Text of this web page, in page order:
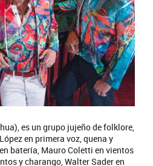
es un grupo jujeño de folklore,
en primera voz, quena y
batería, Mauro Coletti en vientos
y charango, Walter Sader en